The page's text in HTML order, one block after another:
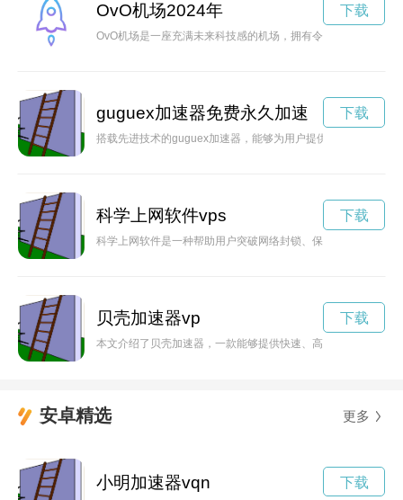
OvO机场2024年
OvO机场是一座充满未来科技感的机场，拥有令人惊叹的旅行
下载
guguex加速器免费永久加速
搭载先进技术的guguex加速器，能够为用户提供稳定、快速的
下载
科学上网软件vps
科学上网软件是一种帮助用户突破网络封锁、保护个人隐私的
下载
贝壳加速器vp
本文介绍了贝壳加速器，一款能够提供快速、高效、稳定的网
下载
安卓精选 更多
小明加速器vqn 下载